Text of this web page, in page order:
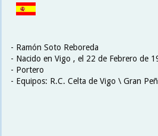
- Ramón Soto Reboreda
- Nacido en Vigo , el 22 de Febrero de
- Portero
- Equipos: R.C. Celta de Vigo \ Gran